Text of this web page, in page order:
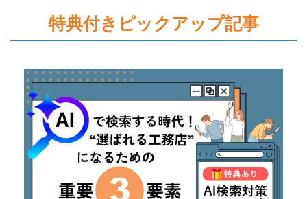
特典付きピックアップ記事